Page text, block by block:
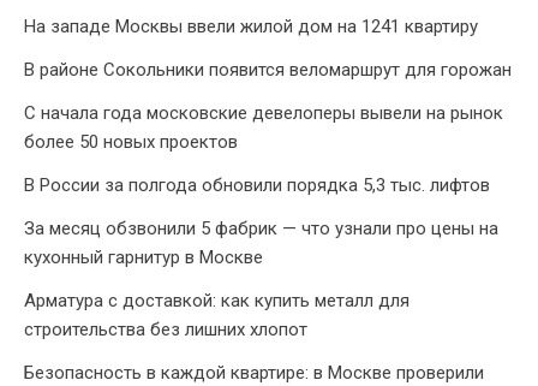
На западе Москвы ввели жилой дом на 1241 квартиру
В районе Сокольники появится веломаршрут для горожан
С начала года московские девелоперы вывели на рынок
более 50 новых проектов
В России за полгода обновили порядка 5,3 тыс. лифтов
За месяц обзвонили 5 фабрик — что узнали про цены на
кухонный гарнитур в Москве
Арматура с доставкой: как купить металл для
строительства без лишних хлопот
Безопасность в каждой квартире: в Москве проверили